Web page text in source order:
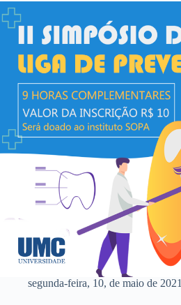
segunda-feira, 10, de maio de 2021